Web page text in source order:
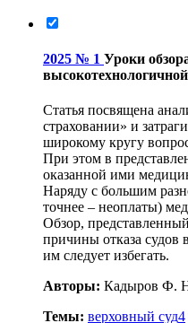
2025 № 1 Уроки
Статья посвящена
страховании» и
широкому кругу
При этом в
оказанной ими
Наряду с большим
точнее – неоплаты)
Обзор,
причины отказа судов
им следует избегать.
Авторы: Кадыров Ф.
Темы: верховный суд4